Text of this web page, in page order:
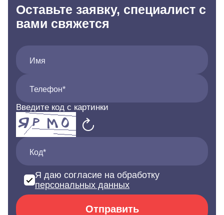
Оставьте заявку, специалист с
вами свяжется
Имя
Телефон*
Введите код с картинки
Код*
Я даю согласие на обработку
персональных данных
Отправить